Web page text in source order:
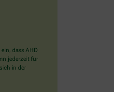
dass AHD
jederzeit für
in der